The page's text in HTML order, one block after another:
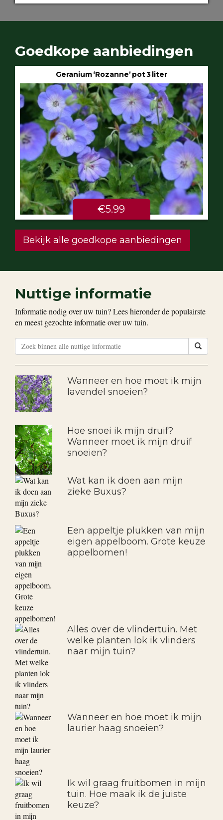
Goedkope aanbiedingen
Geranium ‘Rozanne’ pot 3 liter
€5.99
Bekijk alle goedkope aanbiedingen
Nuttige informatie
Informatie nodig over uw tuin? Lees hieronder de populairste
en meest gezochte informatie over uw tuin.
Wanneer en hoe moet ik mijn
lavendel snoeien?
Hoe snoei ik mijn druif?
Wanneer moet ik mijn druif
snoeien?
Wat kan ik doen aan mijn
zieke Buxus?
Een appeltje plukken van mijn
eigen appelboom. Grote keuze
appelbomen!
Alles over de vlindertuin. Met
welke planten lok ik vlinders
naar mijn tuin?
Wanneer en hoe moet ik mijn
laurier haag snoeien?
Ik wil graag fruitbomen in mijn
tuin. Hoe maak ik de juiste
keuze?